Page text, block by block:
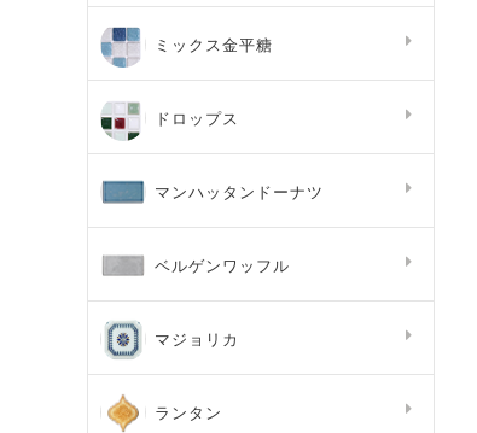
ミックス金平糖
ドロップス
マンハッタンドーナツ
ベルゲンワッフル
マジョリカ
ランタン